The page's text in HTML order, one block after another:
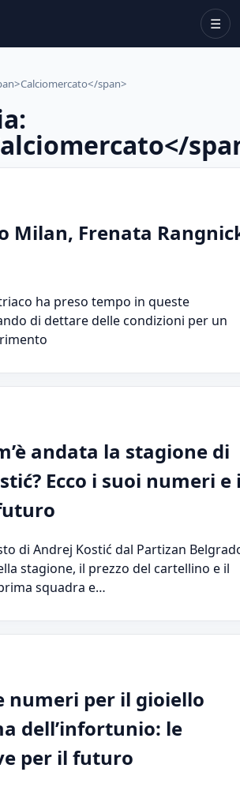
☰
span>
Milan, Frenata
ha preso tempo in queste
di dettare delle condizioni per un
andata la stagione di
Ecco i suoi numeri e
di Andrej Kostić dal Partizan
stagione, il prezzo del cartellino e il
squadra e…
numeri per il gioiello
dell’infortunio: le
per il futuro